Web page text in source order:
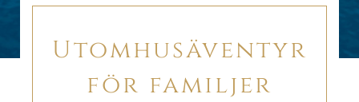
Utomhusäventyr
för familjer